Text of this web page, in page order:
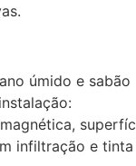
úmido e sabão
infiltração e